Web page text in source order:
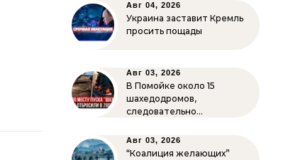
Авг 04, 2026
Украина заставит Кремль
просить пощады
Авг 03, 2026
В Помойке около 15
шахедодромов,
следовательно…
Авг 03, 2026
“Коалиция желающих”